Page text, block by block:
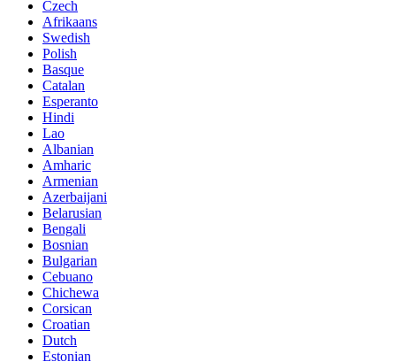
Czech
Afrikaans
Swedish
Polish
Basque
Catalan
Esperanto
Hindi
Lao
Albanian
Amharic
Armenian
Azerbaijani
Belarusian
Bengali
Bosnian
Bulgarian
Cebuano
Chichewa
Corsican
Croatian
Dutch
Estonian